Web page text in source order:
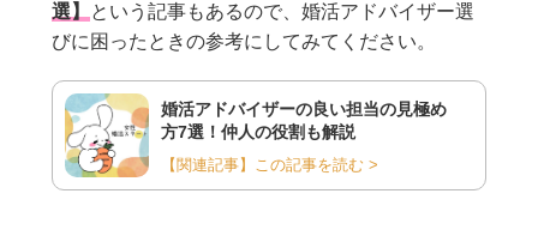
選】
という記事もあるので、婚活アドバイザー選
びに困ったときの参考にしてみてください。
婚活アドバイザーの良い担当の見極め
方7選！仲人の役割も解説
【関連記事】この記事を読む >